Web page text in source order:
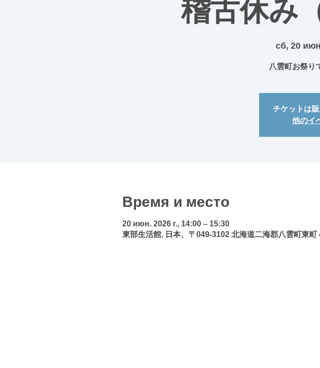
稽古休み
сб, 20
八雲町お祭り
チケットは
他のイ
Время и место
20 июн. 2026 г., 14:00 – 15:30
東部生活館, 日本、〒049-3102 北海道二海郡八雲町東町